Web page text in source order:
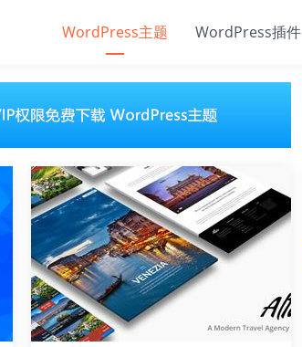
WordPress主题 WordPress插件